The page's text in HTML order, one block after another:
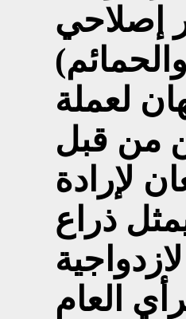
إصلاحي
لعملة
من قبل
لإرادة
ذراع
العام